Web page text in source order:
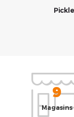
9
Magasins